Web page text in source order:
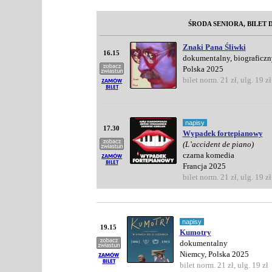
ŚRODA SENIORA, BILET
16.15
Znaki Pana Śliwki
dokumentalny,
Polska 2025
bilet norm. 21 zł, ulg. 19 zł
17.30
napisy
Wypadek fortepianowy
(L’accident de piano)
czarna komedia
Francja 2025
bilet norm. 21 zł, ulg. 19 zł
19.15
napisy
Kumotry
dokumentalny
Niemcy, Polska 2025
bilet norm. 21 zł, ulg. 19 zł